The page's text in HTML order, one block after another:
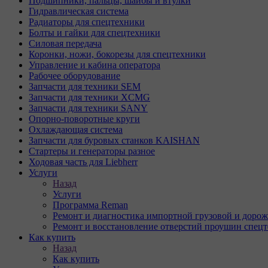
Гидравлическая система
Радиаторы для спецтехники
Болты и гайки для спецтехники
Силовая передача
Коронки, ножи, бокорезы для спецтехники
Управление и кабина оператора
Рабочее оборудование
Запчасти для техники SEM
Запчасти для техники XCMG
Запчасти для техники SANY
Опорно-поворотные круги
Охлаждающая система
Запчасти для буровых станков KAISHAN
Стартеры и генераторы разное
Ходовая часть для Liebherr
Услуги
Назад
Услуги
Программа Reman
Ремонт и диагностика импортной грузовой и
Ремонт и восстановление отверстий проушин
Как купить
Назад
Как купить